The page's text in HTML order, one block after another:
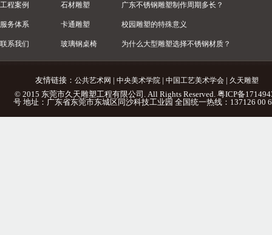
工程案例
服务体系
联系我们
石材雕塑
卡通雕塑
玻璃钢桌椅
广东不锈钢雕塑制作周期多长？
校园雕塑的特殊意义
为什么大型雕塑选择不锈钢材质？
友情链接： 公共艺术网 | 中央美术学院 | 中国工艺美术学会 | 久天雕塑
© 2015 东莞市久天雕塑工程有限公司. All Rights Reserved. 粤ICP备
号 地址：广东省东莞市东城区同沙科技工业园 全国统一热线：137126 00